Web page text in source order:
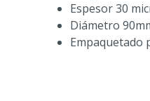
Espesor 30
Diámetro
Empaquetado